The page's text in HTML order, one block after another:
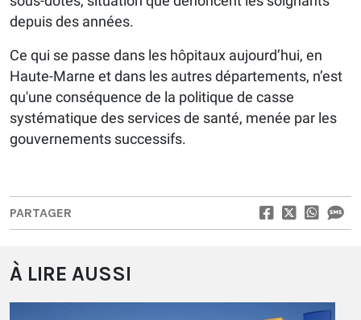
depuis des années.
Ce qui se passe dans les hôpitaux aujourd’hui, en
Haute-Marne et dans les autres départements, n’est
qu'une conséquence de la politique de casse
systématique des services de santé, menée par les
gouvernements successifs.
PARTAGER
À LIRE AUSSI